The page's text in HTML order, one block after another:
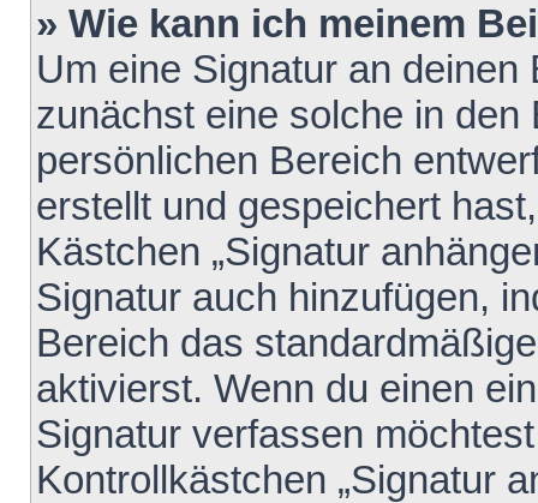
» Wie kann ich meinem
Um eine Signatur an
zunächst eine solche in den
persönlichen Bereich
erstellt und gespeichert
Kästchen „Signatur
Signatur auch hinzufügen,
Bereich das
aktivierst. Wenn du einen
Signatur verfassen
Kontrollkästchen „Signatur